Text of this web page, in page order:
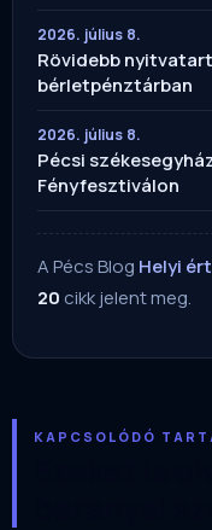
2026. július 8.
Rövidebb
bérletpénztárban
2026. július 8.
Pécsi
Fényfesztiválon
A Pécs Blog Helyi
20 cikk jelent meg.
KAPCSOLÓDÓ